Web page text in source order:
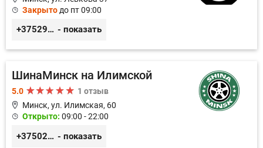
Закрыто до пт 09:00
+375293900202 - показать
ШинаМинск на Илимской
5.0
1 отзыв
Минск, ул. Илимская, 60
Открыто: 09:00 - 22:00
+3750296213989 - показать